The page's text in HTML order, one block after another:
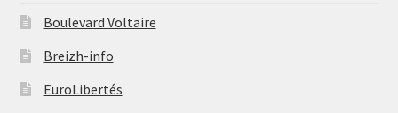
Boulevard Voltaire
Breizh-info
EuroLibertés